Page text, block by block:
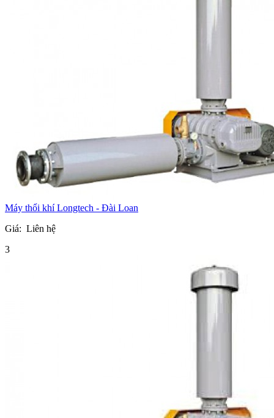
Máy thổi khí Longtech - Đài Loan
Giá: Liên hệ
3